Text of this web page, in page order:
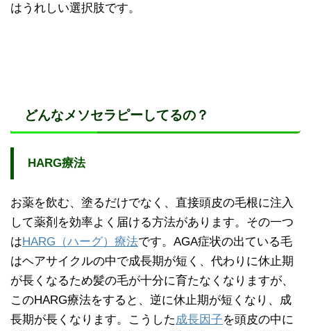
はうれしい選択肢です。
どんなメソセラピーしてるの？
HARG療法
お薬を飲む、塗るだけでなく、直接頭皮の毛根に注入
して薬剤を効率よく届ける方法があります。その一つ
はHARG（ハーグ）療法です。AGA症状の出ている毛
はヘアサイクルの中で成長期が短く、代わりに休止期
が長くなるため髪の毛が十分に育たなくなりますが、
このHARG療法をすると、逆に休止期が短くなり、成
長期が長くなります。こうした 成長因子を頭皮の中に